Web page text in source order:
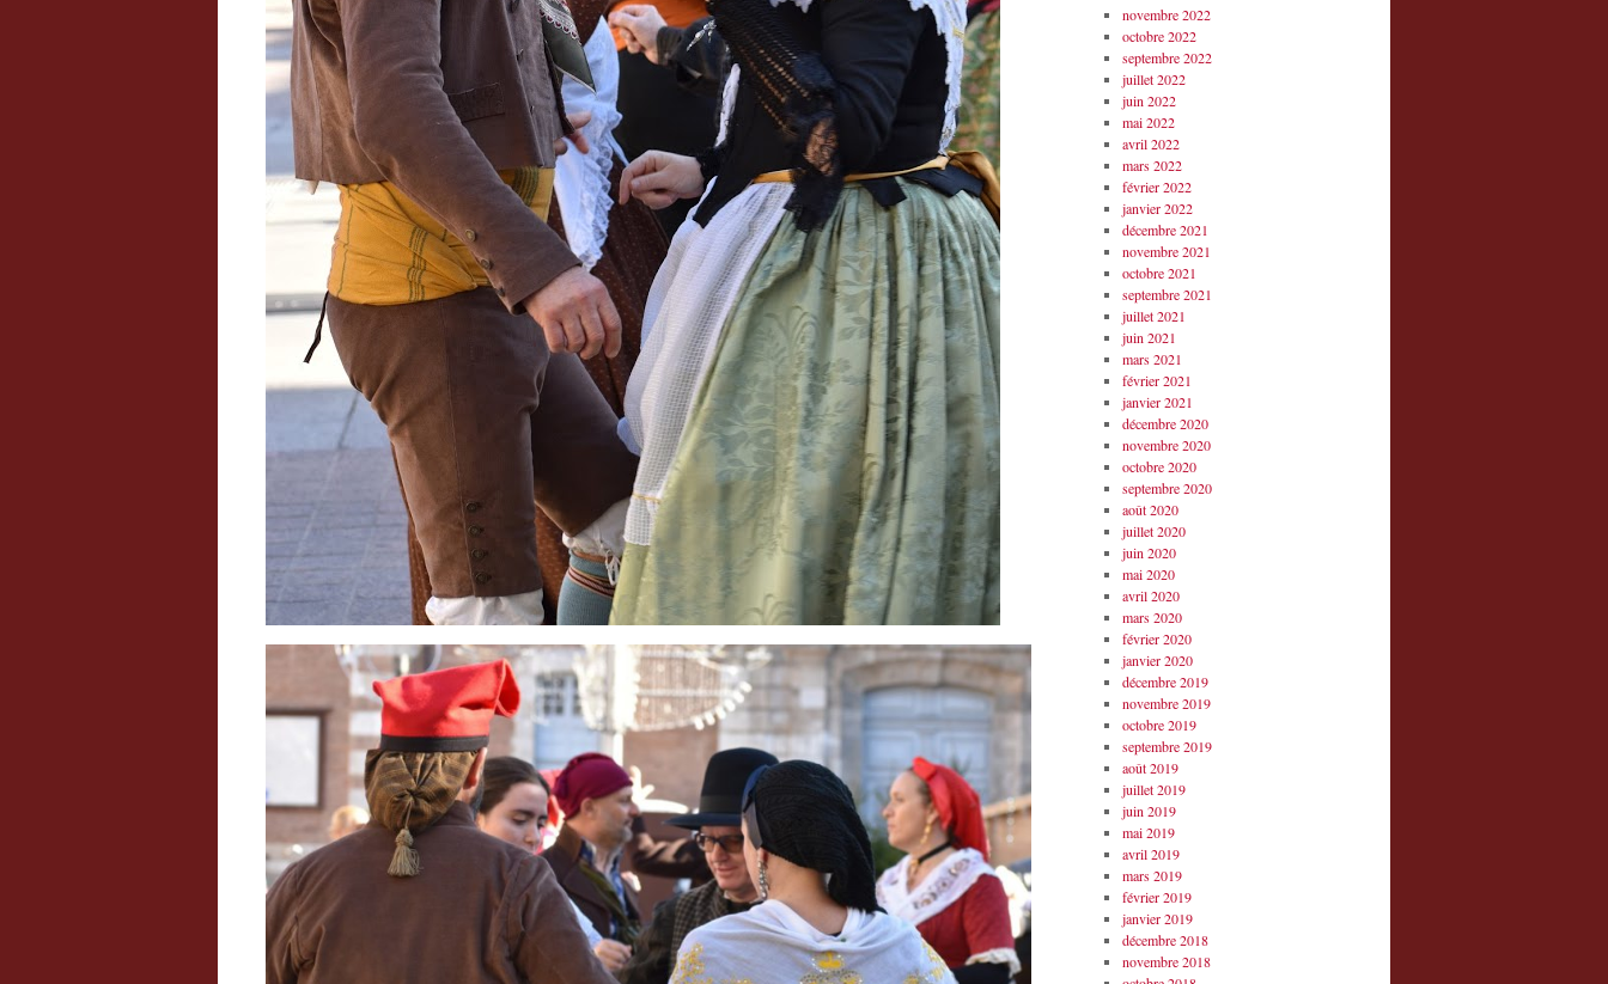
novembre 2022
octobre 2022
septembre 2022
juillet 2022
juin 2022
mai 2022
avril 2022
mars 2022
février 2022
janvier 2022
décembre 2021
novembre 2021
octobre 2021
septembre 2021
juillet 2021
juin 2021
mars 2021
février 2021
janvier 2021
décembre 2020
novembre 2020
octobre 2020
septembre 2020
août 2020
juillet 2020
juin 2020
mai 2020
avril 2020
mars 2020
février 2020
janvier 2020
décembre 2019
novembre 2019
octobre 2019
septembre 2019
août 2019
juillet 2019
juin 2019
mai 2019
avril 2019
mars 2019
février 2019
janvier 2019
décembre 2018
novembre 2018